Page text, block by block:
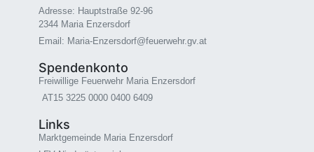
Adresse: Hauptstraße 92-96
2344 Maria Enzersdorf
Email: Maria-Enzersdorf@feuerwehr.gv.at
Spendenkonto
Freiwillige Feuerwehr Maria Enzersdorf
AT15 3225 0000 0400 6409
Links
Marktgemeinde Maria Enzersdorf